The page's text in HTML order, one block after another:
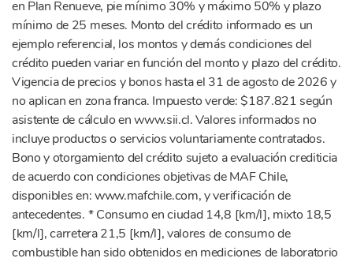
en Plan Renueve, pie mínimo 30% y máximo 50% y plazo
mínimo de 25 meses. Monto del crédito informado es un
ejemplo referencial, los montos y demás condiciones del
crédito pueden variar en función del monto y plazo del crédito.
Vigencia de precios y bonos hasta el 31 de agosto de 2026 y
no aplican en zona franca. Impuesto verde: $187.821 según
asistente de cálculo en www.sii.cl. Valores informados no
incluye productos o servicios voluntariamente contratados.
Bono y otorgamiento del crédito sujeto a evaluación crediticia
de acuerdo con condiciones objetivas de MAF Chile,
disponibles en: www.mafchile.com, y verificación de
antecedentes. * Consumo en ciudad 14,8 [km/l], mixto 18,5
[km/l], carretera 21,5 [km/l], valores de consumo de
combustible han sido obtenidos en mediciones de laboratorio